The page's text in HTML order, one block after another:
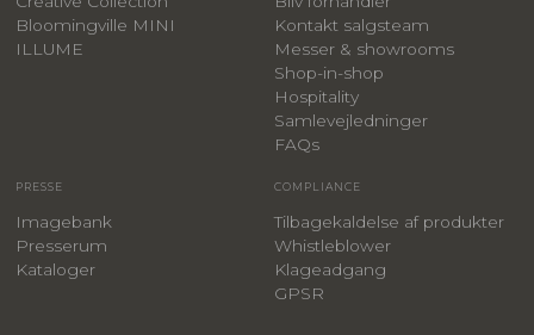
Bloomingville MINI
ILLUME
Kontakt salgsteam
Messer & showrooms
Shop-in-shop
Hospitality
Samlevejledninger
FAQs
PRESSE
Imagebank
Presserum
Kataloger
COMPLIANCE
Tilbagekaldelse af produkter
Whistleblower
Klageadgang
GPSR